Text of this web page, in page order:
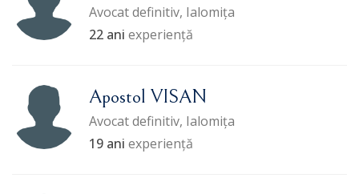
Avocat definitiv, Ialomița
22 ani experiență
Apostol VISAN
Avocat definitiv, Ialomița
19 ani experiență